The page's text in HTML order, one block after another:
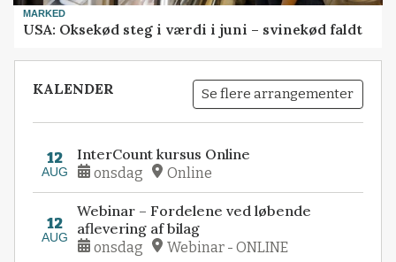
MARKED
USA: Oksekød steg i værdi i juni – svinekød faldt
KALENDER Se flere arrangementer
12
AUG
InterCount kursus Online
onsdag Online
12
AUG
Webinar – Fordelene ved løbende
aflevering af bilag
onsdag Webinar - ONLINE